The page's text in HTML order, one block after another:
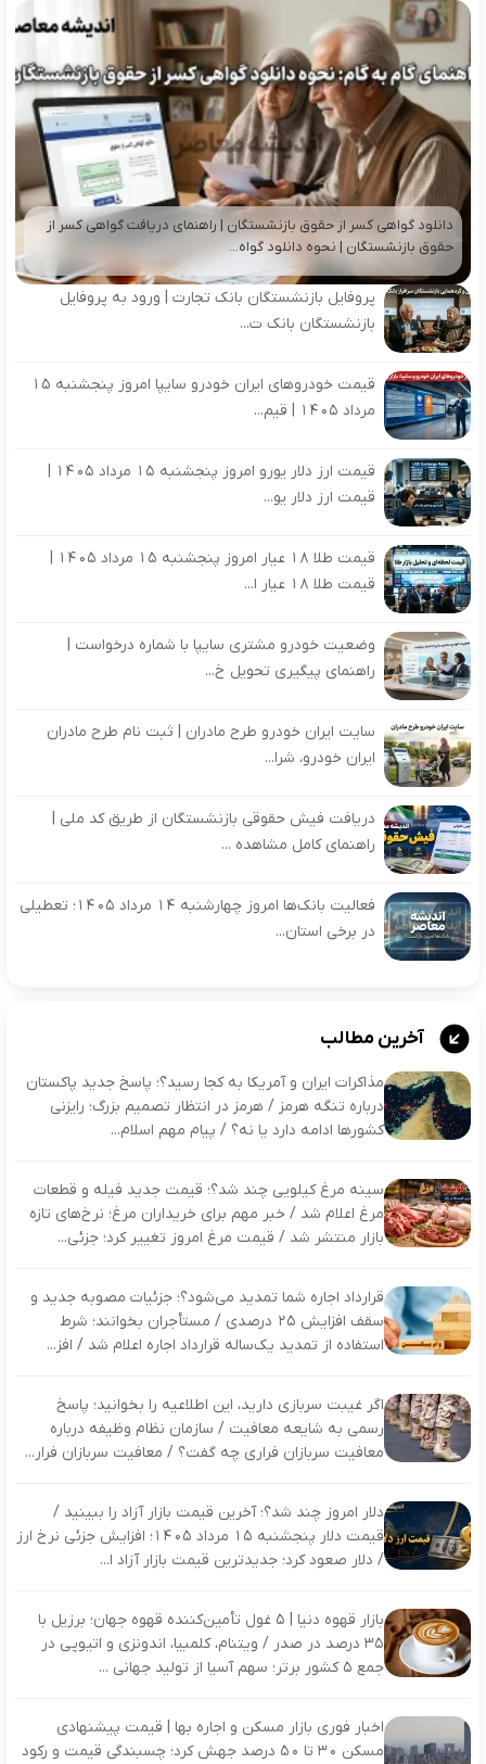
دانلود گواهی کسر از حقوق بازنشستگان | راهنمای دریافت گواهی کسر از
حقوق بازنشستگان | نحوه دانلود گواه...
پروفایل بازنشستگان بانک تجارت | ورود به پروفایل
بازنشستگان بانک ت...
قیمت خودروهای ایران خودرو سایپا امروز پنجشنبه 15
مرداد 1405 | قیم...
قیمت ارز دلار یورو امروز پنجشنبه 15 مرداد 1405 |
قیمت ارز دلار یو...
قیمت طلا 18 عیار امروز پنجشنبه 15 مرداد 1405 |
قیمت طلا 18 عیار ا...
وضعیت خودرو مشتری سایپا با شماره درخواست |
راهنمای پیگیری تحویل خ...
سایت ایران خودرو طرح مادران | ثبت نام طرح مادران
ایران خودرو، شرا...
دریافت فیش حقوقی بازنشستگان از طریق کد ملی |
راهنمای کامل مشاهده ...
فعالیت بانک‌ها امروز چهارشنبه ۱۴ مرداد ۱۴۰۵؛ تعطیلی
در برخی استان...
آخرین مطالب
مذاکرات ایران و آمریکا به کجا رسید؟؛ پاسخ جدید پاکستان
درباره تنگه هرمز / هرمز در انتظار تصمیم بزرگ؛ رایزنی
کشورها ادامه دارد یا نه؟ / پیام مهم اسلام‌...
سینه مرغ کیلویی چند شد؟؛ قیمت جدید فیله و قطعات
مرغ اعلام شد / خبر مهم برای خریداران مرغ؛ نرخ‌های تازه
بازار منتشر شد / قیمت مرغ امروز تغییر کرد؛ جزئی...
قرارداد اجاره شما تمدید می‌شود؟؛ جزئیات مصوبه جدید و
سقف افزایش ۲۵ درصدی / مستأجران بخوانند؛ شرط
استفاده از تمدید یک‌ساله قرارداد اجاره اعلام شد / افز...
اگر غیبت سربازی دارید، این اطلاعیه را بخوانید؛ پاسخ
رسمی به شایعه معافیت / سازمان نظام وظیفه درباره
معافیت سربازان فراری چه گفت؟ / معافیت سربازان فرار...
دلار امروز چند شد؟؛ آخرین قیمت بازار آزاد را ببینید /
قیمت دلار پنجشنبه ۱۵ مرداد ۱۴۰۵؛ افزایش جزئی نرخ ارز
/ دلار صعود کرد؛ جدیدترین قیمت بازار آزاد ا...
بازار قهوه دنیا | ۵ غول تأمین‌کننده قهوه جهان؛ برزیل با
۳۵ درصد در صدر / ویتنام، کلمبیا، اندونزی و اتیوپی در
جمع ۵ کشور برتر؛ سهم آسیا از تولید جهانی ...
اخبار فوری بازار مسکن و اجاره بها | قیمت پیشنهادی
مسکن ۳۰ تا ۵۰ درصد جهش کرد؛ چسبندگی قیمت و رکود